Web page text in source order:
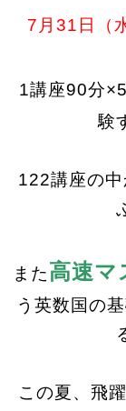
7月31日（
1講座90分
験
122講座の
また高速マ
う英数国の
この夏、飛